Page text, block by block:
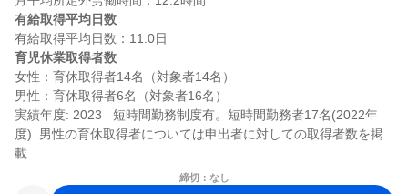
有給取得平均日数
育児休業取得者数
女性：育休取得者14名（対象者14名）
男性：育休取得者6名（対象者16名）
実績年度: 2023   短時間勤務制度有。短時間勤務者17名(2022年
度)  男性の育休取得者については申出者に対しての取得者数を掲
締切：なし